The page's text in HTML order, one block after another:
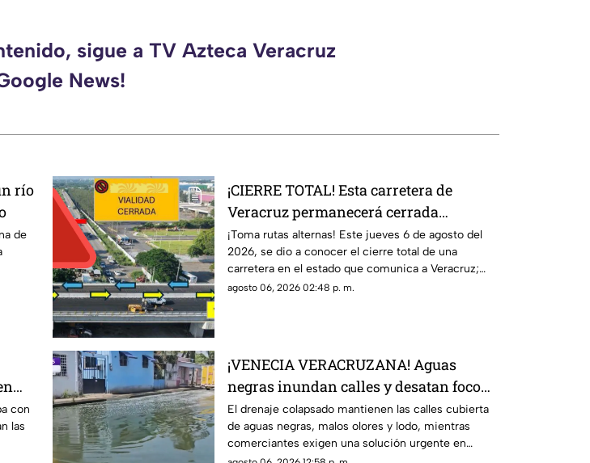
sigue a TV Azteca Veracruz
News!
río
de
¡CIERRE TOTAL! Esta carretera de
Veracruz permanecerá cerrada
temporalmente por trabajo
¡Toma rutas alternas! Este jueves 6 de agosto del
2026, se dio a conocer el cierre total de una
carretera en el estado que comunica a Veracruz;
aquí detalles.
agosto 06, 2026 02:48 p. m.
con
las
¡VENECIA VERACRUZANA! Aguas
negras inundan calles y desatan foco
de infección en Coatzacoalcos
El drenaje colapsado mantienen las calles cubierta
de aguas negras, malos olores y lodo, mientras
comerciantes exigen una solución urgente en